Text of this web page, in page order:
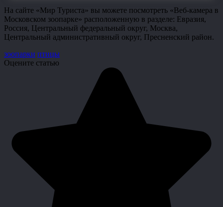
На сайте «Мир Туриста» вы можете посмотреть «Веб-камера в
Московском зоопарке» расположенную в разделе: Евразия,
Россия, Центральный федеральный округ, Москва,
Центральный административный округ, Пресненский район.
зоопарки птицы
Оцените статью